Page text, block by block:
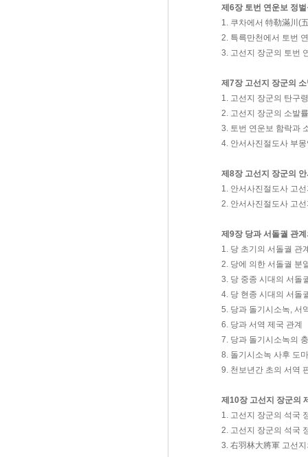
제6장 토번 연운보 정
1. 쿠차에서 特勒滿川(
2. 특륵만천에서 토번
3. 고선지 장군의 토번
제7장 고선지 장군의
1. 고선지 장군의 탄구
2. 고선지 장군의 소발
3. 토번 연운보 함락과
4. 안서사진절도사 부
제8장 고선지 장군의
1. 안서사진절도사 고
2. 안서사진절도사 고
제9장 당과 서돌궐 관
1. 당 초기의 서돌궐 관
2. 당에 의한 서돌궐 분
3. 당 중종 시대의 서돌
4. 당 현종 시대의 서돌
5. 당과 돌기시소녹, 서
6. 당과 서역 제국 관계
7. 당과 돌기시소녹의
8. 돌기시소녹 사후 도
9. 천보년간 초의 서역
제10장 고선지 장군의
1. 고선지 장군의 석국
2. 고선지 장군의 석국
3. 右羽林大將軍 고선